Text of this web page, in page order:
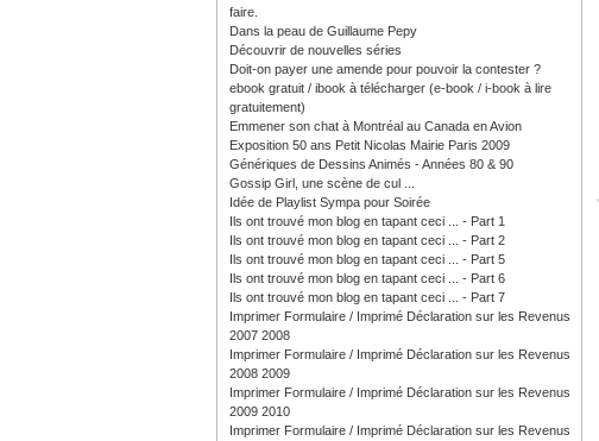
faire.
Dans la peau de Guillaume Pepy
Découvrir de nouvelles séries
Doit-on payer une amende pour pouvoir la contester ?
ebook gratuit / ibook à télécharger (e-book / i-book à lire
gratuitement)
Emmener son chat à Montréal au Canada en Avion
Exposition 50 ans Petit Nicolas Mairie Paris 2009
Génériques de Dessins Animés - Années 80 & 90
Gossip Girl, une scène de cul ...
Idée de Playlist Sympa pour Soirée
Ils ont trouvé mon blog en tapant ceci ... - Part 1
Ils ont trouvé mon blog en tapant ceci ... - Part 2
Ils ont trouvé mon blog en tapant ceci ... - Part 5
Ils ont trouvé mon blog en tapant ceci ... - Part 6
Ils ont trouvé mon blog en tapant ceci ... - Part 7
Imprimer Formulaire / Imprimé Déclaration sur les Revenus
2007 2008
Imprimer Formulaire / Imprimé Déclaration sur les Revenus
2008 2009
Imprimer Formulaire / Imprimé Déclaration sur les Revenus
2009 2010
Imprimer Formulaire / Imprimé Déclaration sur les Revenus